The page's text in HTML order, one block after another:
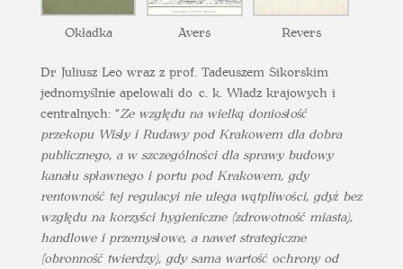
Okładka Avers Revers
Dr Juliusz Leo wraz z prof. Tadeuszem Sikorskim
jednomyślnie apelowali do c. k. Władz krajowych i
centralnych: “Ze względu na wielką doniosłość
przekopu Wisły i Rudawy pod Krakowem dla dobra
publicznego, a w szczególności dla sprawy budowy
kanału spławnego i portu pod Krakowem, gdy
rentowność tej regulacyi nie ulega wątpliwości, gdyż bez
względu na korzyści hygieniczne (zdrowotność miasta),
handlowe i przemysłowe, a nawet strategiczne
(obronność twierdzy), gdy sama wartość ochrony od